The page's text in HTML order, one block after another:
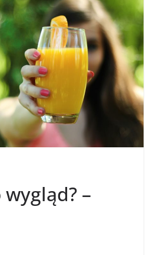
wygląd? –